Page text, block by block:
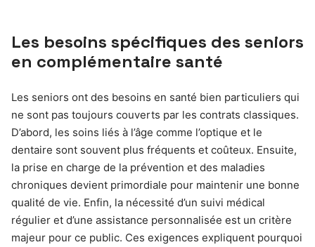
Les besoins spécifiques des seniors
en complémentaire santé
Les seniors ont des besoins en santé bien particuliers qui
ne sont pas toujours couverts par les contrats classiques.
D’abord, les soins liés à l’âge comme l’optique et le
dentaire sont souvent plus fréquents et coûteux. Ensuite,
la prise en charge de la prévention et des maladies
chroniques devient primordiale pour maintenir une bonne
qualité de vie. Enfin, la nécessité d’un suivi médical
régulier et d’une assistance personnalisée est un critère
majeur pour ce public. Ces exigences expliquent pourquoi